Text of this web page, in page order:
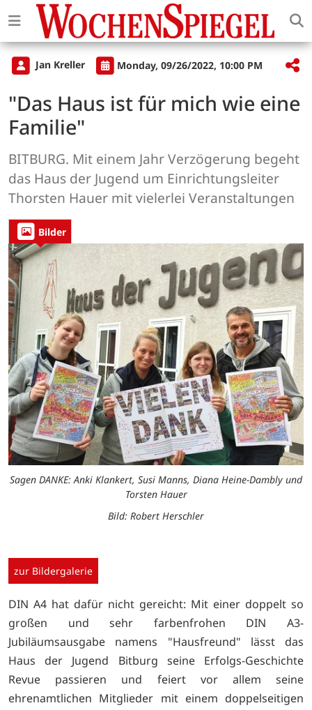
Jan Kreller Monday, 09/26/2022, 10:00 PM
"Das Haus ist für mich wie eine
Familie"
BITBURG. Mit einem Jahr Verzögerung begeht
das Haus der Jugend um Einrichtungsleiter
Thorsten Hauer mit vielerlei Veranstaltungen
Bilder
Sagen DANKE: Anki Klankert, Susi Manns, Diana Heine-Dambly und
Torsten Hauer
Bild: Robert Herschler
zur Bildergalerie
DIN A4 hat dafür nicht gereicht: Mit einer doppelt so
großen und sehr farbenfrohen DIN A3-
Jubiläumsausgabe namens "Hausfreund" lässt das
Haus der Jugend Bitburg seine Erfolgs-Geschichte
Revue passieren und feiert vor allem seine
ehrenamtlichen Mitglieder mit einem doppelseitigen